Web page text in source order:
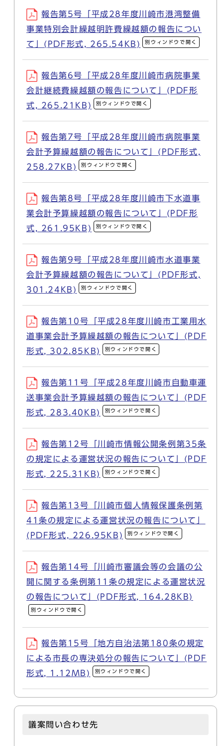
報告第5号「平成28年度川崎市港湾整備
事業特別会計繰越明許費繰越額の報告につい
て」(PDF形式, 265.54KB)
別ウィンドウで開く
報告第6号「平成28年度川崎市病院事業
会計継続費繰越額の報告について」(PDF形
式, 265.21KB)
別ウィンドウで開く
報告第7号「平成28年度川崎市病院事業
会計予算繰越額の報告について」(PDF形式,
258.27KB)
別ウィンドウで開く
報告第8号「平成28年度川崎市下水道事
業会計予算繰越額の報告について」(PDF形
式, 261.95KB)
別ウィンドウで開く
報告第9号「平成28年度川崎市水道事業
会計予算繰越額の報告について」(PDF形式,
301.24KB)
別ウィンドウで開く
報告第10号「平成28年度川崎市工業用水
道事業会計予算繰越額の報告について」(PDF
形式, 302.85KB)
別ウィンドウで開く
報告第11号「平成28年度川崎市自動車運
送事業会計予算繰越額の報告について」(PDF
形式, 283.40KB)
別ウィンドウで開く
報告第12号「川崎市情報公開条例第35条
の規定による運営状況の報告について」(PDF
形式, 225.31KB)
別ウィンドウで開く
報告第13号「川崎市個人情報保護条例第
41条の規定による運営状況の報告について」
(PDF形式, 226.95KB)
別ウィンドウで開く
報告第14号「川崎市審議会等の会議の公
開に関する条例第11条の規定による運営状況
の報告について」(PDF形式, 164.28KB)
別ウィンドウで開く
報告第15号「地方自治法第180条の規定
による市長の専決処分の報告について」(PDF
形式, 1.12MB)
別ウィンドウで開く
議案問い合わせ先